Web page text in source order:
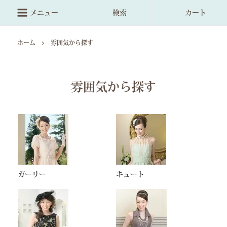
メニュー 検索 カート
ホーム 雰囲気から探す
雰囲気から探す
ガーリー キュート